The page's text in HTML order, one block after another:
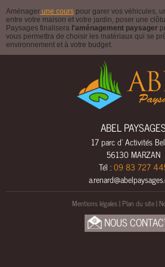
E
E
A
U
P
Aménager une cours pour garer vos véhicules,
entre votre maison et votre jardin, poser une
Paysages finalisera l'aménagement paysager
vous permettra de choisir les matériaux qui se
environnement et à votre budget.
ABEL
17 parc d' Activités
56130 MARZAN
Tél :09 83 727
Mentions légales| Plan du site|
NOUS